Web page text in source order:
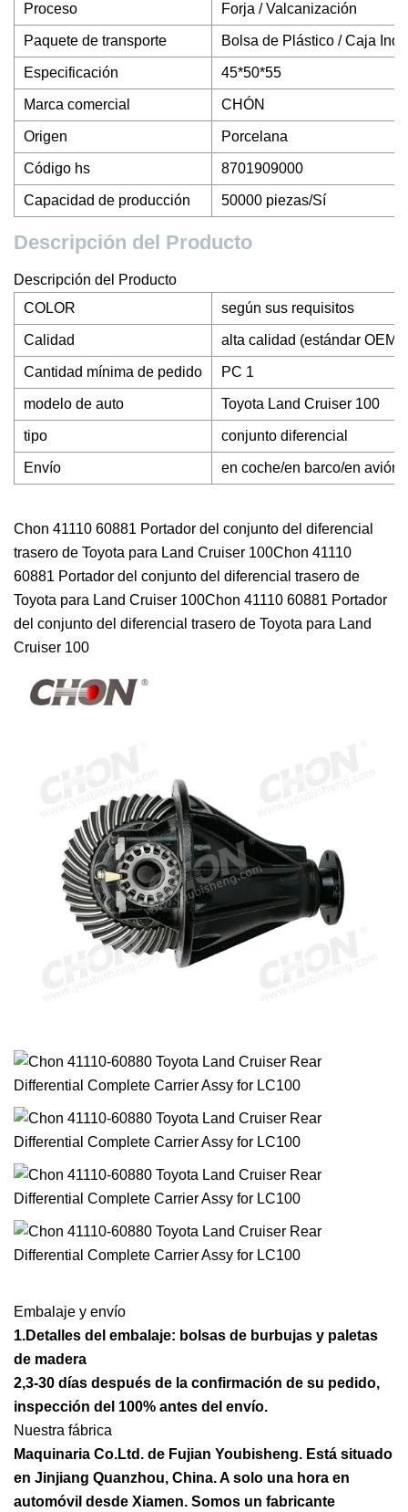
Proceso Forja / Valcanización
Paquete de transporte Bolsa de Plástico / Caja
Especificación 45*50*55
Marca comercial CHÓN
Origen Porcelana
Código hs 8701909000
Capacidad de producción 50000 piezas/Sí
Descripción del Producto
Descripción del Producto
COLOR
según sus requisitos
Calidad alta calidad (estándar OEM)
Cantidad mínima de pedido PC 1
modelo de auto Toyota Land Cruiser 100
tipo conjunto diferencial
Envío en coche/en barco/en avión
Chon 41110 60881 Portador del conjunto del diferencial
trasero de Toyota para Land Cruiser 100Chon 41110
60881 Portador del conjunto del diferencial trasero de
Toyota para Land Cruiser 100Chon 41110 60881 Portador
del conjunto del diferencial trasero de Toyota para Land
Cruiser 100
Embalaje y envío
1.Detalles del embalaje: bolsas de burbujas y paletas
de madera
2,3-30 días después de la confirmación de su pedido,
inspección del 100% antes del envío.
Nuestra fábrica
Maquinaria Co.Ltd. de Fujian Youbisheng. Está situado
en Jinjiang Quanzhou, China. A solo una hora en
automóvil desde Xiamen. Somos un fabricante